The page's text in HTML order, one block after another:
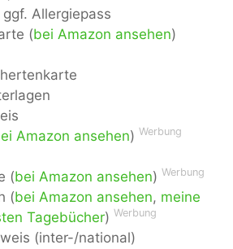
Allergiepass
(bei Amazon ansehen)
Amazon ansehen) Werbung
(bei Amazon ansehen) Werbung
(bei Amazon ansehen, meine
Tagebücher) Werbung
(inter-/national)